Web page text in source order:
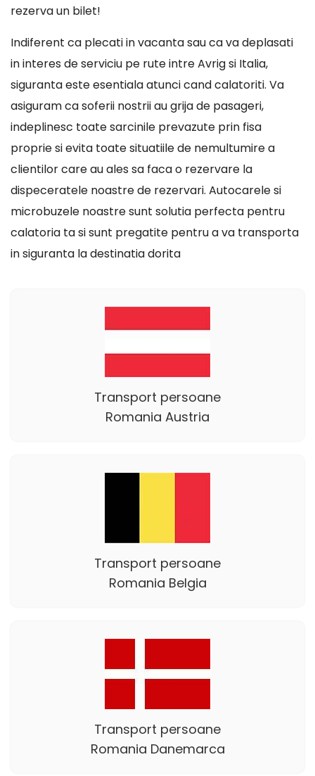
rezerva un bilet!
Indiferent ca plecati in vacanta sau ca va deplasati
in interes de serviciu pe rute intre Avrig si Italia,
siguranta este esentiala atunci cand calatoriti. Va
asiguram ca soferii nostrii au grija de pasageri,
indeplinesc toate sarcinile prevazute prin fisa
proprie si evita toate situatiile de nemultumire a
clientilor care au ales sa faca o rezervare la
dispeceratele noastre de rezervari. Autocarele si
microbuzele noastre sunt solutia perfecta pentru
calatoria ta si sunt pregatite pentru a va transporta
in siguranta la destinatia dorita
Transport persoane
Romania Austria
Transport persoane
Romania Belgia
Transport persoane
Romania Danemarca